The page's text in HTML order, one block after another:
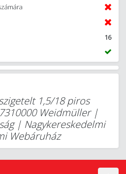
16
1,5/18 piros
Weidmüller |
| Nagykereskedelmi
Webáruház